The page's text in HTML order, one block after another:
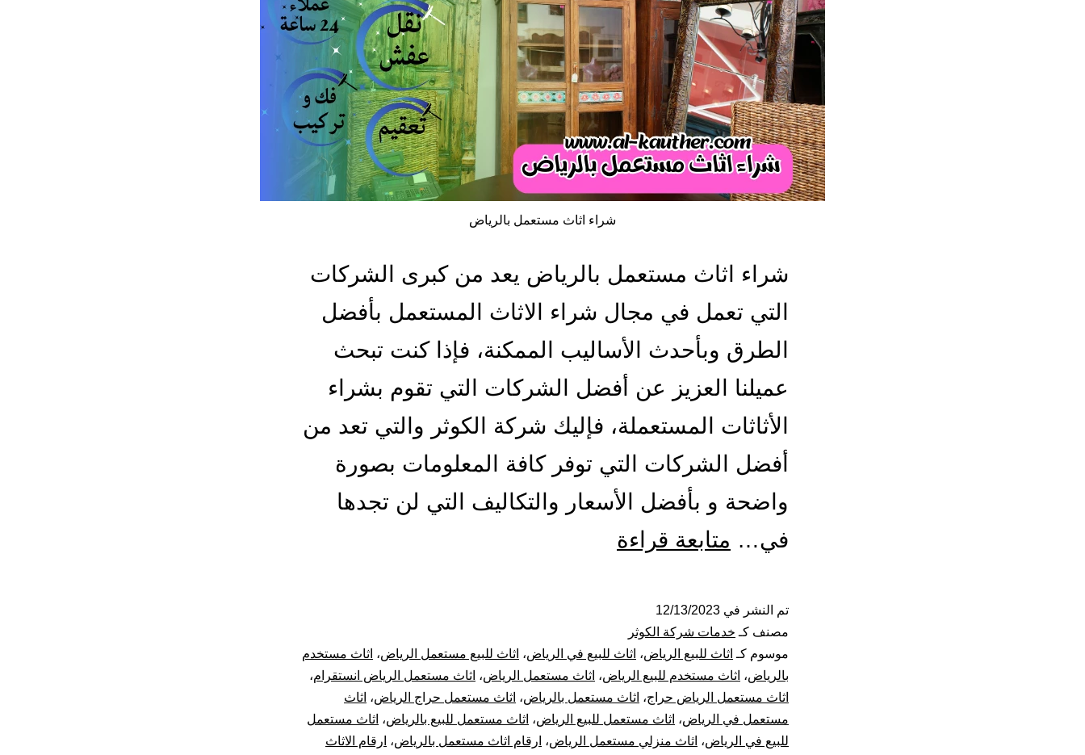
شراء اثاث مستعمل بالرياض
شراء اثاث مستعمل بالرياض يعد من كبرى الشركات
التي تعمل في مجال شراء الاثاث المستعمل بأفضل
الطرق وبأحدث الأساليب الممكنة، فإذا كنت تبحث
عميلنا العزيز عن أفضل الشركات التي تقوم بشراء
الأثاثات المستعملة، فإليك شركة الكوثر والتي تعد من
أفضل الشركات التي توفر كافة المعلومات بصورة
واضحة و بأفضل الأسعار والتكاليف التي لن تجدها
في… متابعة قراءة
بالرياض
تم النشر في 12/13/2023
مصنف كـ خدمات شركة الكوثر
موسوم كـ اثاث للبيع الرياض، اثاث للبيع في الرياض، اثاث للبيع مستعمل الرياض، اثاث مستخدم
بالرياض، اثاث مستخدم للبيع الرياض، اثاث مستعمل الرياض، اثاث مستعمل الرياض انستقرام،
اثاث مستعمل الرياض حراج، اثاث مستعمل بالرياض، اثاث مستعمل حراج الرياض، اثاث
مستعمل في الرياض، اثاث مستعمل للبيع الرياض، اثاث مستعمل للبيع بالرياض، اثاث مستعمل
للبيع في الرياض، اثاث منزلي مستعمل الرياض، ارقام اثاث مستعمل بالرياض، ارقام الاثاث